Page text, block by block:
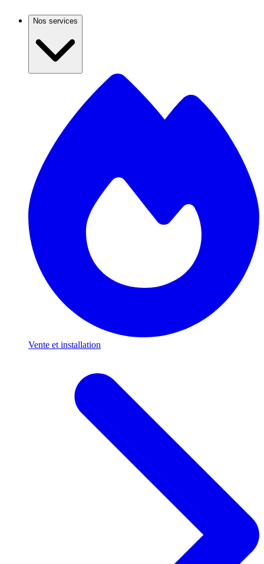
Nos services
Vente et installation